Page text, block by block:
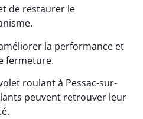
de restaurer le
la performance et
fermeture.
roulant à Pessac-sur-
peuvent retrouver leur